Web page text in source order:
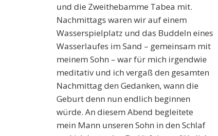
und die Zweithebamme Tabea mit.
Nachmittags waren wir auf einem
Wasserspielplatz und das Buddeln eines
Wasserlaufes im Sand – gemeinsam mit
meinem Sohn – war für mich irgendwie
meditativ und ich vergaß den gesamten
Nachmittag den Gedanken, wann die
Geburt denn nun endlich beginnen
würde. An diesem Abend begleitete
mein Mann unseren Sohn in den Schlaf